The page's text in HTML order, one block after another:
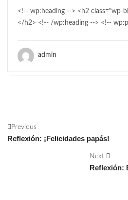
<!-- wp:heading --> <h2 class="wp-
</h2> <!-- /wp:heading --> <!--
admin
Previous
Reflexión: ¡Felicidades papás!
Next
Reflexión: